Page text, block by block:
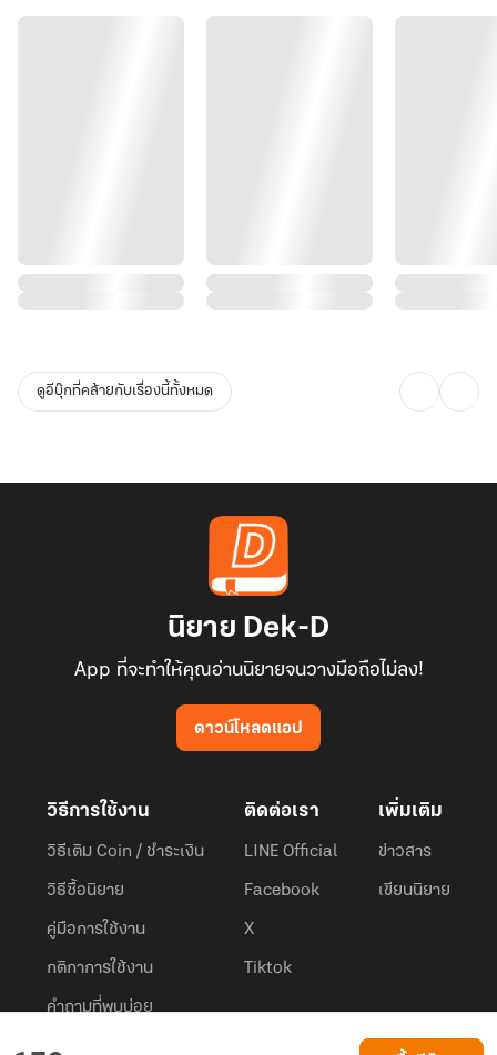
ดูอีบุ๊กที่คล้ายกับเรื่องนี้ทั้งหมด
นิยาย Dek-D
App ที่จะทำให้คุณอ่านนิยายจนวางมือถือไม่ลง!
ดาวน์โหลดแอป
วิธีการใช้งาน
วิธีเติม Coin / ชำระเงิน
วิธีซื้อนิยาย
คู่มือการใช้งาน
กติกาการใช้งาน
คำถามที่พบบ่อย
ติดต่อเรา
LINE Official
Facebook
X
Tiktok
เพิ่มเติม
ข่าวสาร
เขียนนิยาย